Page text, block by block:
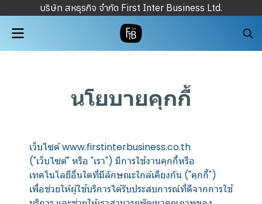
บริษัท สหธุรกิจ จำกัด First Inter Business Ltd.
นโยบายคุกกี้
เว็บไซต์ www.firstinterbusiness.co.th
("เว็บไซต์" หรือ "เรา") มีการใช้งานคุกกี้หรือ
เทคโนโลยีอื่นใดที่มีลักษณะใกล้เคียงกัน ("คุกกี้")
เพื่อช่วยให้ผู้ใช้บริการได้รับประสบการณ์ที่ดีจากการใช้